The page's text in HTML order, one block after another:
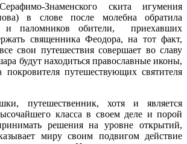
Знаменского скита игумения
в слове после молебна обратила
и паломников обители, приехавших
священника Феодора, на тот факт,
свои путешествия совершает во славу
будут находиться православные иконы,
покровителя путешествующих святителя
путешественник, хотя и является
класса в своем деле и порой
решения на уровне открытий,
миру своим подвигом действие